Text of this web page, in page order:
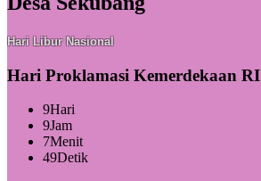
Hari Libur Nasional
Hari Proklamasi Kemerdekaan RI
9Hari
9Jam
7Menit
48Detik